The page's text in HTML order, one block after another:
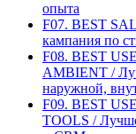
опыта
F07. BEST
кампания по
F08. BEST
AMBIENT /
наружной,
F09. BEST
TOOLS /